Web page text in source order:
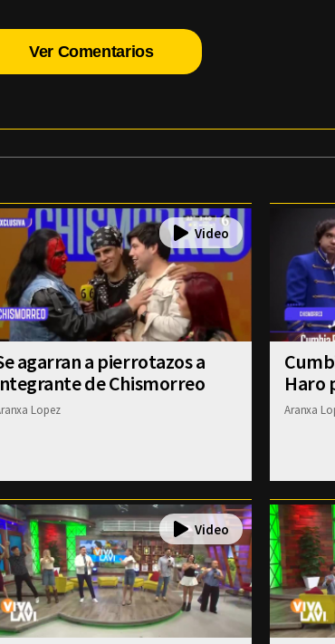
Ver Comentarios
agarran a pierrotazos a
de Chismorreo
Lopez
Haro
Aranxa